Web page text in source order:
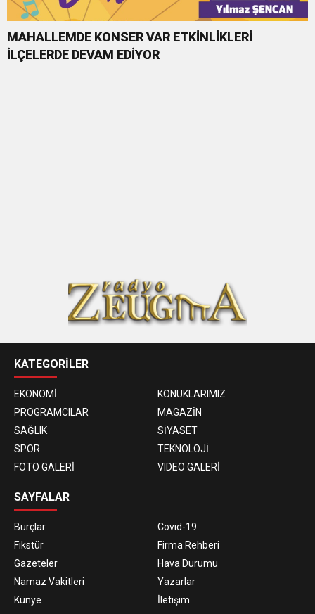
MAHALLEMDE KONSER VAR ETKİNLİKLERİ
İLÇELERDE DEVAM EDİYOR
KATEGORİLER
EKONOMİ
KONUKLARIMIZ
PROGRAMCILAR
MAGAZİN
SAĞLIK
SİYASET
SPOR
TEKNOLOJİ
FOTO GALERİ
VIDEO GALERİ
SAYFALAR
Burçlar
Covid-19
Fikstür
Firma Rehberi
Gazeteler
Hava Durumu
Namaz Vakitleri
Yazarlar
Künye
İletişim